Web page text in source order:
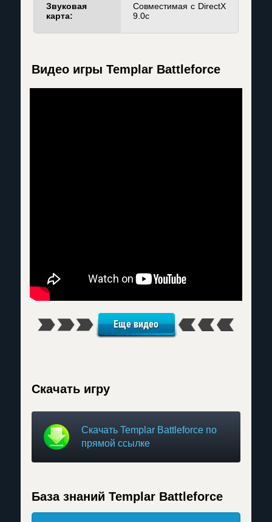
Звуковая
карта:
Совместимая с DirectX
9.0c
Видео игры Templar Battleforce
Еще видео
Скачать игру
Скачать Templar Battleforce по
прямой ссылке
База знаний Templar Battleforce